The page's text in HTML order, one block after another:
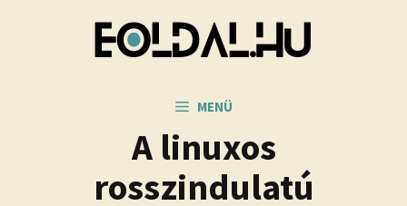
MENÜ
A linuxos
rosszindulatú